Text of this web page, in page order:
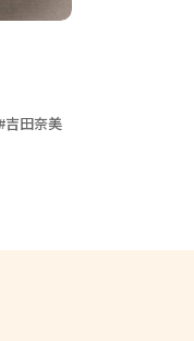
吉田奈美